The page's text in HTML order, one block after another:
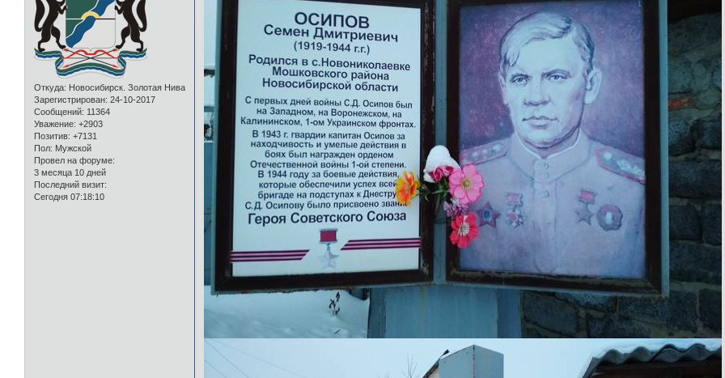
Откуда: Новосибирск. Золотая Нива
Зарегистрирован: 24-10-2017
Сообщений: 11364
Уважение: +2903
Позитив: +7131
Пол: Мужской
Провел на форуме:
3 месяца 10 дней
Последний визит:
Сегодня 07:18:10